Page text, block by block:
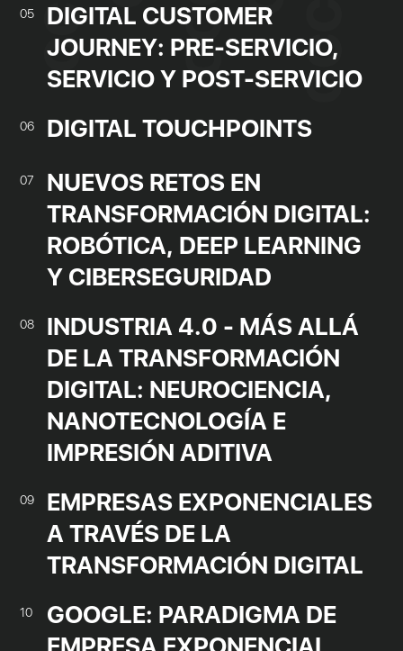
05
DIGITAL CUSTOMER
JOURNEY: PRE-SERVICIO,
SERVICIO Y POST-SERVICIO
06 DIGITAL TOUCHPOINTS
07
NUEVOS RETOS EN
TRANSFORMACIÓN DIGITAL:
ROBÓTICA, DEEP LEARNING
Y CIBERSEGURIDAD
08
INDUSTRIA 4.0 - MÁS ALLÁ
DE LA TRANSFORMACIÓN
DIGITAL: NEUROCIENCIA,
NANOTECNOLOGÍA E
IMPRESIÓN ADITIVA
09
EMPRESAS EXPONENCIALES
A TRAVÉS DE LA
TRANSFORMACIÓN DIGITAL
10
GOOGLE: PARADIGMA DE